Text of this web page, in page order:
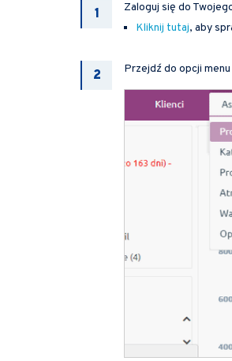
Zaloguj się do
Kliknij tutaj, aby
Przejdź do opcji menu